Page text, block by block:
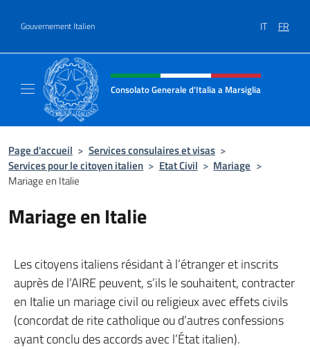
Gouvernement Italien IT FR
Site Web, social et en-tête de
Consolato Generale d'Italia a Marsiglia
Page d'accueil > Services consulaires et visas >
Services pour le citoyen italien > Etat Civil > Mariage >
Mariage en Italie
Mariage en Italie
Les citoyens italiens résidant à l’étranger et inscrits
auprès de l’AIRE peuvent, s’ils le souhaitent, contracter
en Italie un mariage civil ou religieux avec effets civils
(concordat de rite catholique ou d’autres confessions
ayant conclu des accords avec l’État italien).